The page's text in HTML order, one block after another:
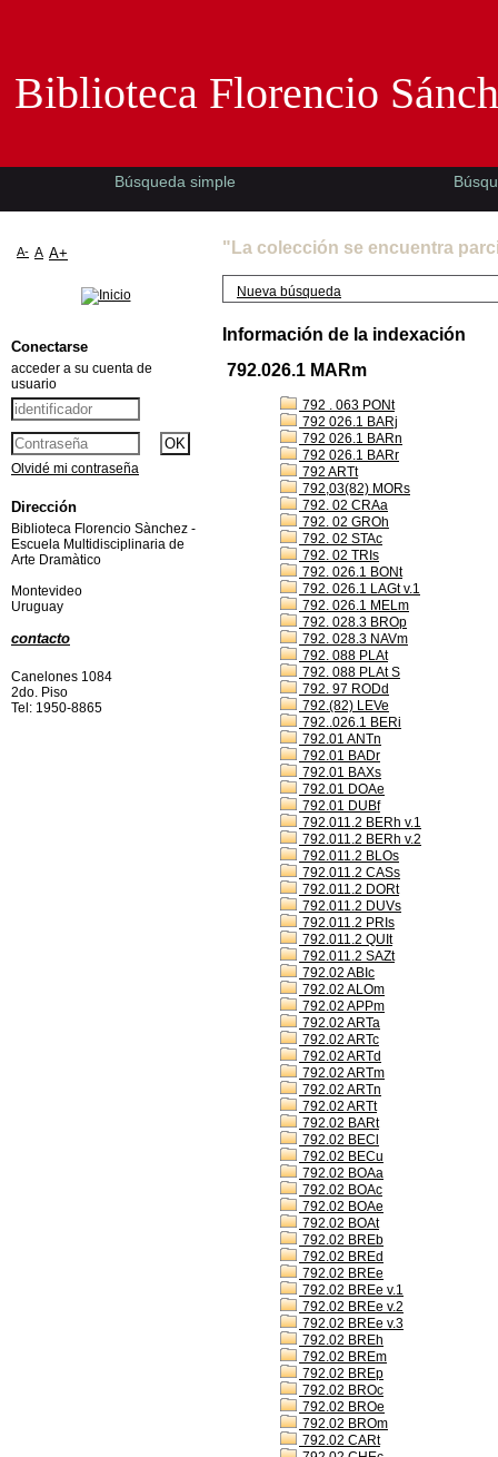
"La colección se encuentra
Nueva búsqueda
Información de la indexación
792.026.1 MARm
792 . 063 PONt
792 026.1 BARj
792 026.1 BARn
792 026.1 BARr
792 ARTt
792,03(82) MORs
792. 02 CRAa
792. 02 GROh
792. 02 STAc
792. 02 TRIs
792. 026.1 BONt
792. 026.1 LAGt v.1
792. 026.1 MELm
792. 028.3 BROp
792. 028.3 NAVm
792. 088 PLAt
792. 088 PLAt S
792. 97 RODd
792.(82) LEVe
792..026.1 BERi
792.01 ANTn
792.01 BADr
792.01 BAXs
792.01 DOAe
792.01 DUBf
792.011.2 BERh v.1
792.011.2 BERh v.2
792.011.2 BLOs
792.011.2 CASs
792.011.2 DORt
792.011.2 DUVs
792.011.2 PRIs
792.011.2 QUIt
792.011.2 SAZt
792.02 ABIc
792.02 ALOm
792.02 APPm
792.02 ARTa
792.02 ARTc
792.02 ARTd
792.02 ARTm
792.02 ARTn
792.02 ARTt
792.02 BARt
792.02 BECl
792.02 BECu
792.02 BOAa
792.02 BOAc
792.02 BOAe
792.02 BOAt
792.02 BREb
792.02 BREd
792.02 BREe
792.02 BREe v.1
792.02 BREe v.2
792.02 BREe v.3
792.02 BREh
792.02 BREm
792.02 BREp
792.02 BROc
792.02 BROe
792.02 BROm
792.02 CARt
Biblioteca Florencio
Búsqueda simple
A- A A+
Conectarse
acceder a su cuenta de
usuario
Olvidé mi contraseña
Dirección
Biblioteca Florencio Sànchez -
Escuela Multidisciplinaria de
Arte Dramàtico
Montevideo
Uruguay
contacto
Canelones 1084
2do. Piso
Tel: 1950-8865